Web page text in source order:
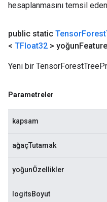
hesaplanmasını temsil
public static TensorForest
< TFloat32 > yoğun
Yeni bir
Parametreler
kapsam
ağaçTutamak
yoğunÖzellikler
logitsBoyut